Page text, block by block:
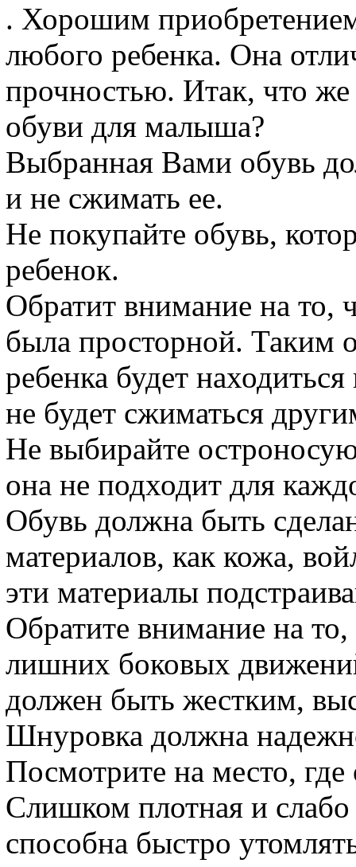
. Хорошим приобретением
любого ребенка. Она
прочностью. Итак, что
обуви для малыша?
Выбранная Вами обувь
и не сжимать ее.
Не покупайте обувь,
ребенок.
Обратит внимание на то,
была просторной. Таким
ребенка будет
не будет сжиматься
Не выбирайте
она не подходит для
Обувь должна быть
материалов, как кожа,
эти материалы
Обратите внимание на
лишних боковых
должен быть жестким,
Шнуровка должна
Посмотрите на место, где
Слишком плотная и
способна быстро